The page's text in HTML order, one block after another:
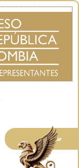
Conoce GOV.CO
Aceptar